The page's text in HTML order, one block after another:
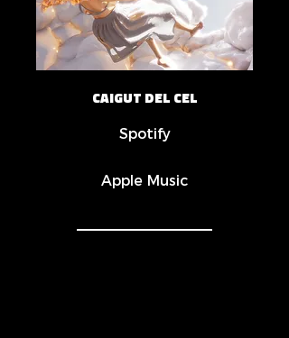
CAIGUT DEL CEL
Spotify
Apple Music